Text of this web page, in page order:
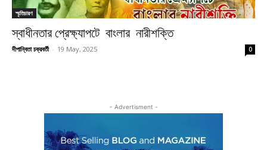
স্মৃতিচারণ
স্বাধীনতার প্রেক্ষ্যাপটে বাংলার নারীশক্তি
দীপান্বিতা চক্রবর্তী - 19 May, 2025 0
- Advertisment -